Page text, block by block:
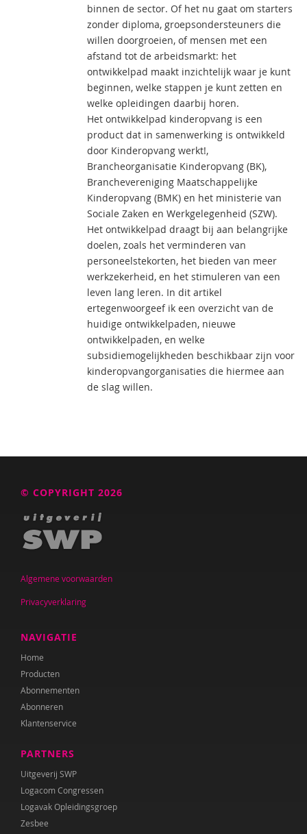
binnen de sector. Of het nu gaat om starters
zonder diploma, groepsondersteuners die
willen doorgroeien, of mensen met een
afstand tot de arbeidsmarkt: het
ontwikkelpad maakt inzichtelijk waar je kunt
beginnen, welke stappen je kunt zetten en
welke opleidingen daarbij horen.
Het ontwikkelpad kinderopvang is een
product dat in samenwerking is ontwikkeld
door Kinderopvang werkt!,
Brancheorganisatie Kinderopvang (BK),
Branchevereniging Maatschappelijke
Kinderopvang (BMK) en het ministerie van
Sociale Zaken en Werkgelegenheid (SZW).
Het ontwikkelpad draagt bij aan belangrijke
doelen, zoals het verminderen van
personeelstekorten, het bieden van meer
werkzekerheid, en het stimuleren van een
leven lang leren. In dit artikel
ertegenwoorgeef ik een overzicht van de
huidige ontwikkelpaden, nieuwe
ontwikkelpaden, en welke
subsidiemogelijkheden beschikbaar zijn voor
kinderopvangorganisaties die hiermee aan
de slag willen.
© COPYRIGHT 2026
Algemene voorwaarden
Privacyverklaring
NAVIGATIE
Home
Producten
Abonnementen
Abonneren
Klantenservice
PARTNERS
Uitgeverij SWP
Logacom Congressen
Logavak Opleidingsgroep
Zesbee